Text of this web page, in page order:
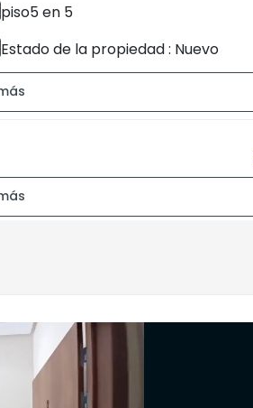
piso5 en 5
Estado de la propiedad : Nuevo
Estacionamiento titulado : 1 lugar